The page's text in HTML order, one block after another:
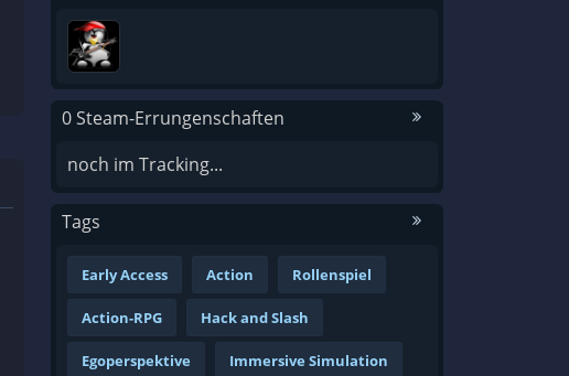
0 Steam-Errungenschaften
noch im Tracking...
Tags
Early Access Action Rollenspiel
Action-RPG Hack and Slash
Egoperspektive Immersive Simulation